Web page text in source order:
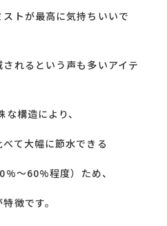
トが最高に気持ちいいで
れるという声も多いアイテ
な構造により、
て大幅に節水できる
〜60%程度）ため、
徴です。